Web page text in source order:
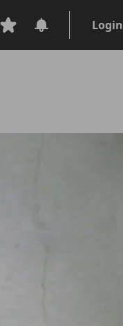
Login